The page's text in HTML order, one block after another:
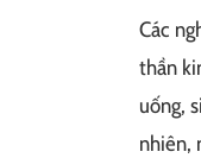
Các
thần
uống,
nhiên,